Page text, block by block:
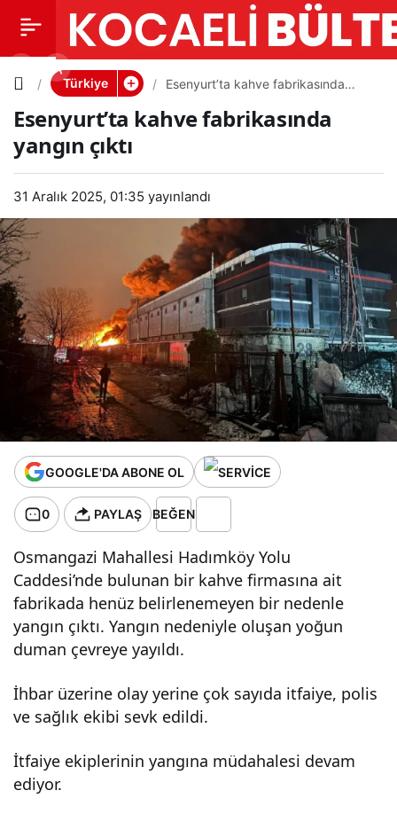
Türkiye
Esenyurt’ta kahve fabrikasında
Esenyurt’ta kahve fabrikasında
yangın çıktı
31 Aralık 2025, 01:35 yayınlandı
GOOGLE'DA ABONE OL
0 PAYLAŞ BEĞEN
Osmangazi Mahallesi Hadımköy Yolu
Caddesi’nde bulunan bir kahve firmasına ait
fabrikada henüz belirlenemeyen bir nedenle
yangın çıktı. Yangın nedeniyle oluşan yoğun
duman çevreye yayıldı.
İhbar üzerine olay yerine çok sayıda itfaiye, polis
ve sağlık ekibi sevk edildi.
İtfaiye ekiplerinin yangına müdahalesi devam
ediyor.
Esenyurt’
ta kahve
fabrikasın
da yangın
çıktı
PAYLAŞ